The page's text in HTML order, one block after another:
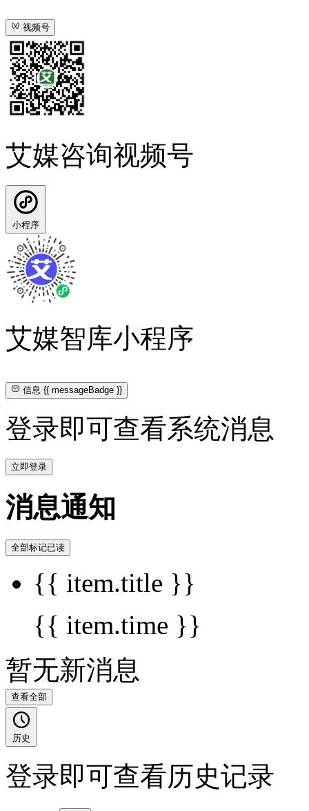
视频号
艾媒咨询视频号
小程序
艾媒智库小程序
信息{{ messageBadge }}
登录即可查看系统消息
立即登录
消息通知
全部标记已读
{{ item.title }}
{{ item.time }}
暂无新消息
查看全部
历史
登录即可查看历史记录